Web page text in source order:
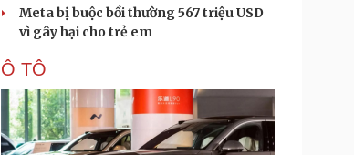
Meta bị buộc bồi thường 567 triệu USD
vì gây hại cho trẻ em
Ô TÔ